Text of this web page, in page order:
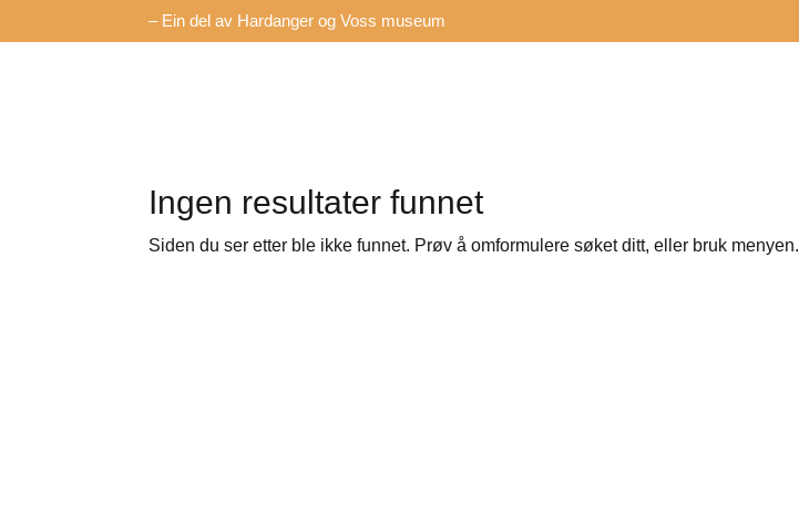
– Ein del av Hardanger og Voss museum
Ingen resultater funnet
Siden du ser etter ble ikke funnet. Prøv å omformulere søket ditt, eller bruk menyen.